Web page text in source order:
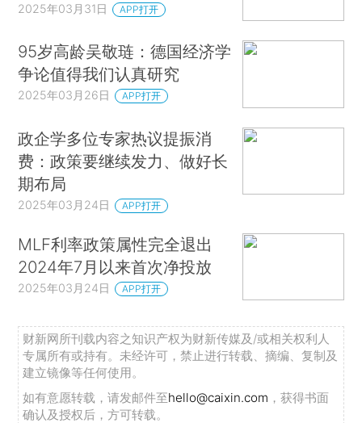
2025年03月31日 APP打开
95岁高龄吴敬琏：德国经济学
争论值得我们认真研究
2025年03月26日 APP打开
政企学多位专家热议提振消
费：政策要继续发力、做好长
期布局
2025年03月24日 APP打开
MLF利率政策属性完全退出
2024年7月以来首次净投放
2025年03月24日 APP打开
财新网所刊载内容之知识产权为财新传媒及/或相关权利人
专属所有或持有。未经许可，禁止进行转载、摘编、复制及
建立镜像等任何使用。
如有意愿转载，请发邮件至hello@caixin.com ，获得书面
确认及授权后，方可转载。